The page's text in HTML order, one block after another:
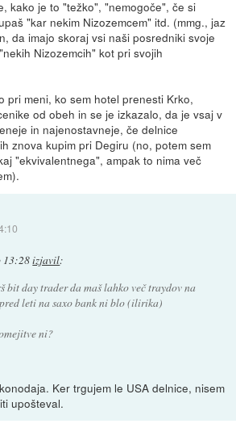
kako je to "težko", "nemogoče", če si
"kar nekim Nizozemcem" itd. (mmg., jaz
da imajo skoraj vsi naši posredniki svoje
Nizozemcih" kot pri svojih
pri meni, ko sem hotel prenesti Krko,
od obeh in se je izkazalo, da je vsaj v
in najenostavneje, če delnice
znova kupim pri Degiru (no, potem sem
"ekvivalentnega", ampak to nima več
13:28izjavil:
bit day trader da maš lahko več traydov na
leti na saxo bank ni blo (ilirika)
ni?
Ker trgujem le USA delnice, nisem
upošteval.